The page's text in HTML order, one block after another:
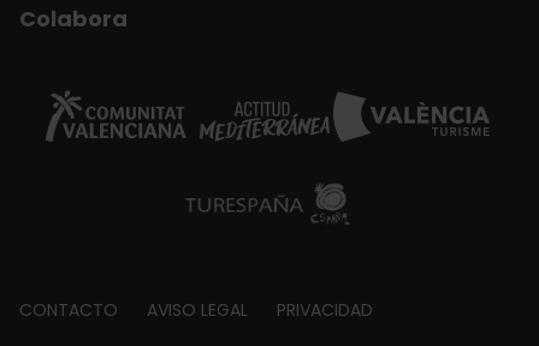
Colabora
Footer
CONTACTO AVISO LEGAL PRIVACIDAD